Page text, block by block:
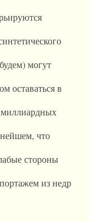
могут
оставаться в
миллиардных
что
стороны
из недр